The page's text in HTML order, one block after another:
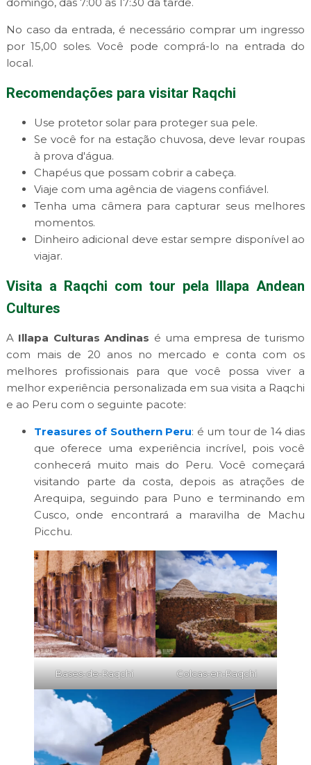
domingo, das 7:00 às 17:30 da tarde.
No caso da entrada, é necessário comprar um ingresso
por 15,00 soles. Você pode comprá-lo na entrada do
local.
Recomendações para visitar Raqchi
Use protetor solar para proteger sua pele.
Se você for na estação chuvosa, deve levar roupas
à prova d'água.
Chapéus que possam cobrir a cabeça.
Viaje com uma agência de viagens confiável.
Tenha uma câmera para capturar seus melhores
momentos.
Dinheiro adicional deve estar sempre disponível ao
viajar.
Visita a Raqchi com tour pela Illapa Andean
Cultures
A Illapa Culturas Andinas é uma empresa de turismo
com mais de 20 anos no mercado e conta com os
melhores profissionais para que você possa viver a
melhor experiência personalizada em sua visita a Raqchi
e ao Peru com o seguinte pacote:
Treasures of Southern Peru: é um tour de 14 dias
que oferece uma experiência incrível, pois você
conhecerá muito mais do Peru. Você começará
visitando parte da costa, depois as atrações de
Arequipa, seguindo para Puno e terminando em
Cusco, onde encontrará a maravilha de Machu
Picchu.
Bases-de-Raqchi Colcas-en-Raqchi